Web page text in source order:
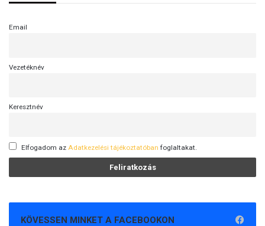
Email
Vezetéknév
Keresztnév
Elfogadom az Adatkezelési tájékoztatóban foglaltakat.
KÖVESSEN MINKET A FACEBOOKON